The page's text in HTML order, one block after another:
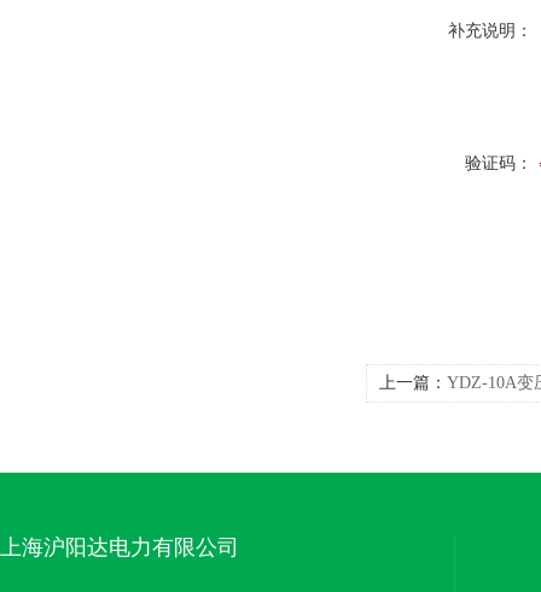
补充说明：
验证码：
上一篇： YDZ-10A变
上海沪阳达电力有限公司